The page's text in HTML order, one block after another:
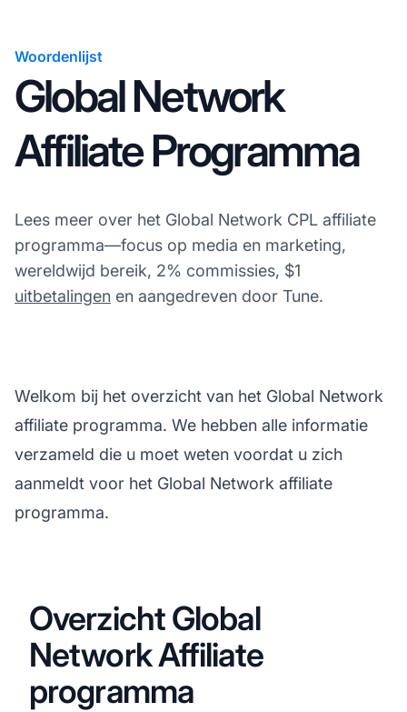
Woordenlijst
Global Network
Affiliate Programma
Lees meer over het Global Network CPL affiliate
programma—focus op media en marketing,
wereldwijd bereik, 2% commissies, $1
uitbetalingen en aangedreven door Tune.
Welkom bij het overzicht van het Global Network
affiliate programma. We hebben alle informatie
verzameld die u moet weten voordat u zich
aanmeldt voor het Global Network affiliate
programma.
Overzicht Global
Network Affiliate
programma